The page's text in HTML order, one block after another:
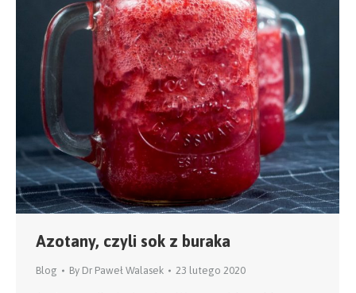
Azotany, czyli sok z buraka
Blog By Dr Paweł Walasek 23 lutego 2020